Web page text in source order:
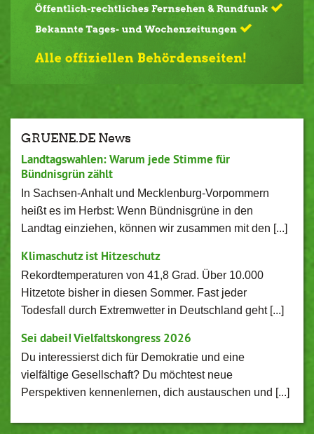
GRUENE.DE News
Landtagswahlen: Warum jede Stimme für
Bündnisgrün zählt
In Sachsen-Anhalt und Mecklenburg-Vorpommern
heißt es im Herbst: Wenn Bündnisgrüne in den
Landtag einziehen, können wir zusammen mit den [...]
Klimaschutz ist Hitzeschutz
Rekordtemperaturen von 41,8 Grad. Über 10.000
Hitzetote bisher in diesen Sommer. Fast jeder
Todesfall durch Extremwetter in Deutschland geht [...]
Sei dabei! Vielfaltskongress 2026
Du interessierst dich für Demokratie und eine
vielfältige Gesellschaft? Du möchtest neue
Perspektiven kennenlernen, dich austauschen und [...]